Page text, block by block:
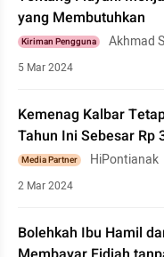
yang Membutuhkan
Kiriman Pengguna Akhmad
5 Mar 2024
Kemenag Kalbar
Tahun Ini Sebesar Rp
Media Partner HiPontianak
2 Mar 2024
Bolehkah Ibu Hamil